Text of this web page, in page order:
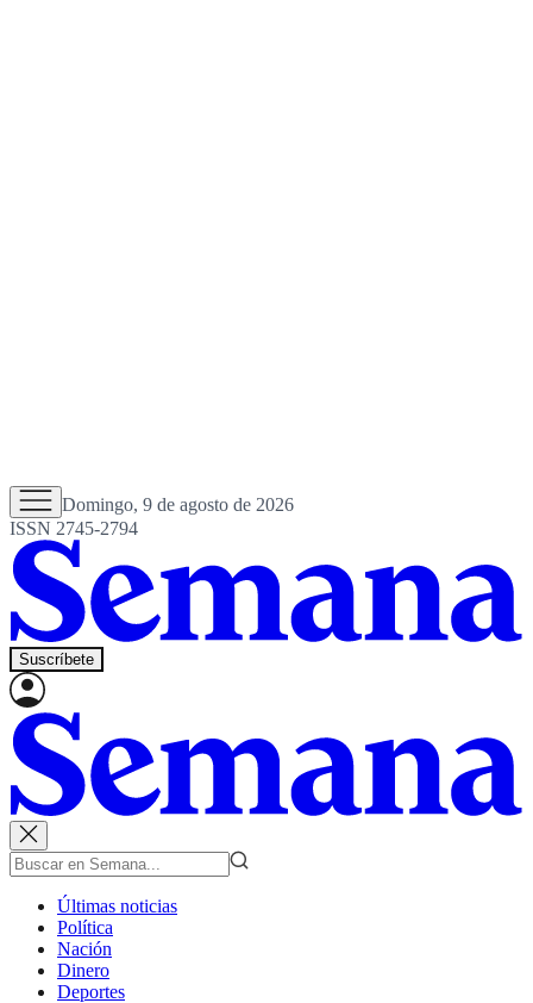
Domingo, 9 de agosto de 2026
ISSN 2745-2794
Suscríbete
Últimas noticias
Política
Nación
Dinero
Deportes